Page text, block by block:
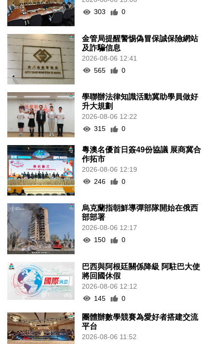
303
0
金管局提醒警惕偽冒保誠保險網站
及詐騙信息
2026-08-06 12:41
565
0
學聯辦法律知識活動冀助學員做好
升大規劃
2026-08-06 12:22
315
0
粵澳名優首日簽49份協議 展商冀合
作拓市
2026-08-06 12:19
246
0
烏克蘭指朝鮮導彈部隊開始在俄西
部部署
2026-08-06 12:17
150
0
巴西與阿根廷關係降級 阿駐巴大使
將回國休假
2026-08-06 12:12
145
0
團體辦數學競賽為愛好者搭建交流
平台
2026-08-06 11:52